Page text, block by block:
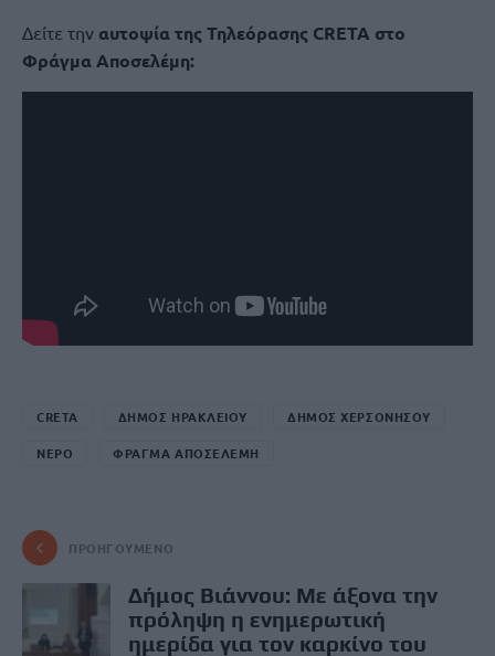
Δείτε την αυτοψία της Τηλεόρασης CRETA στο
Φράγμα Αποσελέμη:
CRETA ΔΗΜΟΣ ΗΡΑΚΛΕΙΟΥ ΔΗΜΟΣ ΧΕΡΣΟΝΗΣΟΥ
ΝΕΡΟ ΦΡΑΓΜΑ ΑΠΟΣΕΛΕΜΗ
ΠΡΟΗΓΟΎΜΕΝΟ
Δήμος Βιάννου: Με άξονα την
πρόληψη η ενημερωτική
ημερίδα για τον καρκίνο του